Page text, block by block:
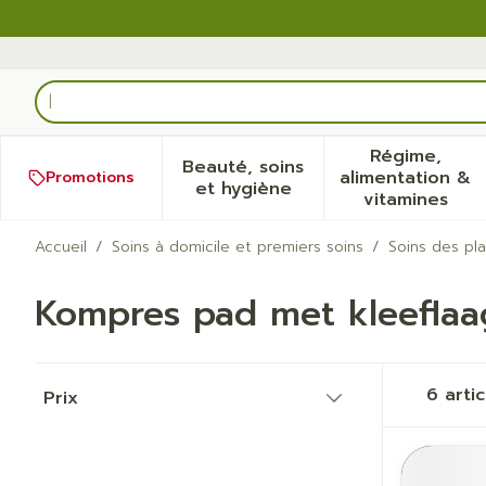
Rechercher
Promotions
Beauté, soins
et hygièneAfficher le sous-menu
Régime,
alimentation &
vitamines
Afficher
Accueil / Soins à domicile et premiers soins / Soins des
Kompres pad met
Prix
6